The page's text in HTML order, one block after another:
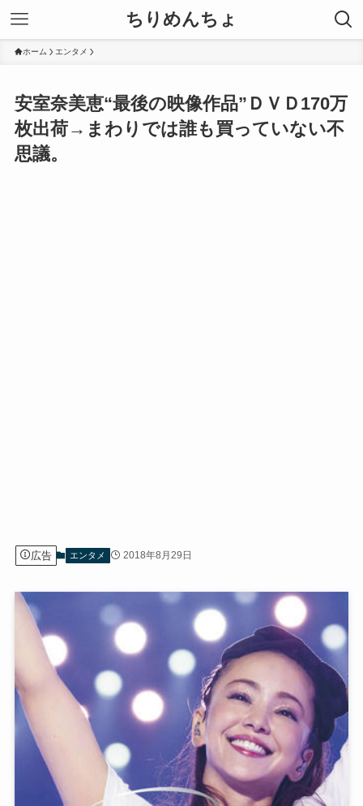
ちりめんちょ
ホーム エンタメ
安室奈美恵“最後の映像作品”ＤＶＤ170万
枚出荷→まわりでは誰も買っていない不
思議。
広告 エンタメ 2018年8月29日